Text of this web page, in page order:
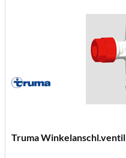
Truma Winkelanschl.ventil